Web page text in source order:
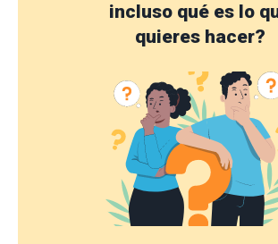
incluso qué es lo
quieres hacer?